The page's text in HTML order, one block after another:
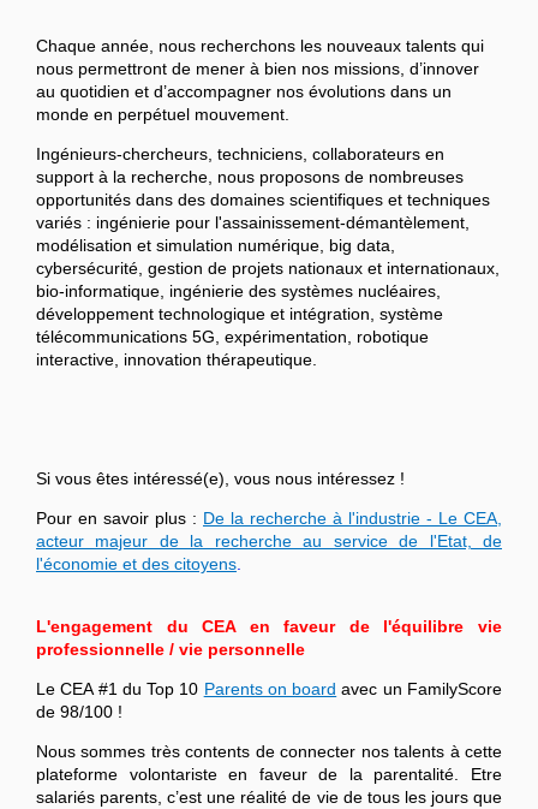
Chaque année, nous recherchons les nouveaux talents qui
nous permettront de mener à bien nos missions, d’innover
au quotidien et d’accompagner nos évolutions dans un
monde en perpétuel mouvement.
Ingénieurs-chercheurs, techniciens, collaborateurs en
support à la recherche, nous proposons de nombreuses
opportunités dans des domaines scientifiques et techniques
variés : ingénierie pour l'assainissement-démantèlement,
modélisation et simulation numérique, big data,
cybersécurité, gestion de projets nationaux et internationaux,
bio-informatique, ingénierie des systèmes nucléaires,
développement technologique et intégration, système
télécommunications 5G, expérimentation, robotique
interactive, innovation thérapeutique.
Si vous êtes intéressé(e), vous nous intéressez !
Pour en savoir plus : De la recherche à l'industrie - Le CEA,
acteur majeur de la recherche au service de l'Etat, de
l'économie et des citoyens
L'engagement du CEA en faveur de l'équilibre vie
professionnelle / vie personnelle
Le CEA #1 du Top 10 Parents on board avec un FamilyScore
de 98/100 !
Nous sommes très contents de connecter nos talents à cette
plateforme volontariste en faveur de la parentalité. Etre
salariés parents, c’est une réalité de vie de tous les jours que